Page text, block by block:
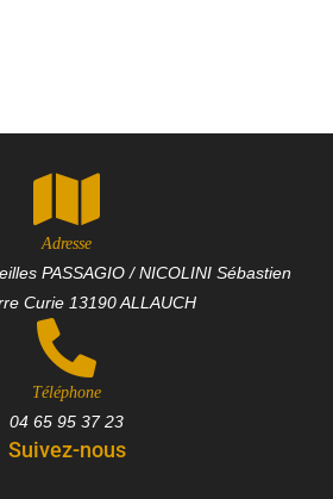
Adresse
PASSAGIO / NICOLINI Sébastien
Curie 13190 ALLAUCH
Téléphone
04 65 95 37 23
Suivez-nous